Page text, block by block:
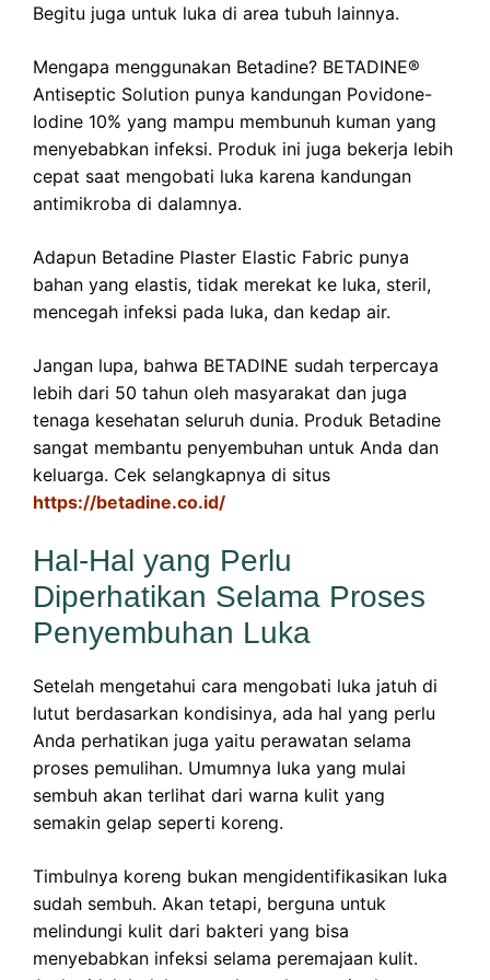
Begitu juga untuk luka di area tubuh lainnya.
Mengapa menggunakan Betadine? BETADINE®
Antiseptic Solution punya kandungan Povidone-
Iodine 10% yang mampu membunuh kuman yang
menyebabkan infeksi. Produk ini juga bekerja lebih
cepat saat mengobati luka karena kandungan
antimikroba di dalamnya.
Adapun Betadine Plaster Elastic Fabric punya
bahan yang elastis, tidak merekat ke luka, steril,
mencegah infeksi pada luka, dan kedap air.
Jangan lupa, bahwa BETADINE sudah terpercaya
lebih dari 50 tahun oleh masyarakat dan juga
tenaga kesehatan seluruh dunia. Produk Betadine
sangat membantu penyembuhan untuk Anda dan
keluarga. Cek selangkapnya di situs
https://betadine.co.id/
Hal-Hal yang Perlu
Diperhatikan Selama Proses
Penyembuhan Luka
Setelah mengetahui cara mengobati luka jatuh di
lutut berdasarkan kondisinya, ada hal yang perlu
Anda perhatikan juga yaitu perawatan selama
proses pemulihan. Umumnya luka yang mulai
sembuh akan terlihat dari warna kulit yang
semakin gelap seperti koreng.
Timbulnya koreng bukan mengidentifikasikan luka
sudah sembuh. Akan tetapi, berguna untuk
melindungi kulit dari bakteri yang bisa
menyebabkan infeksi selama peremajaan kulit.